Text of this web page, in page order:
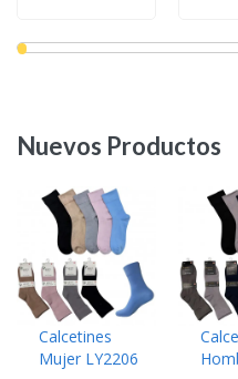
Nuevos Productos
Calcetines
Mujer LY2206